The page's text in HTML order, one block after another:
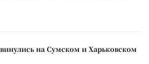
на Сумском и Харьковском